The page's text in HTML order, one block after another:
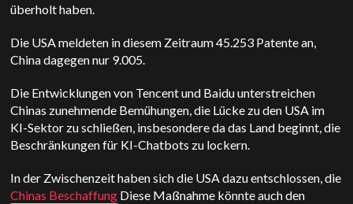
überholt haben.
Die USA meldeten in diesem Zeitraum 45.253 Patente an,
China dagegen nur 9.005.
Die Entwicklungen von Tencent und Baidu unterstreichen
Chinas zunehmende Bemühungen, die Lücke zu den USA im
KI-Sektor zu schließen, insbesondere da das Land beginnt, die
Beschränkungen für KI-Chatbots zu lockern.
In der Zwischenzeit haben sich die USA dazu entschlossen, die
Chinas Beschaffung Diese Maßnahme könnte auch den